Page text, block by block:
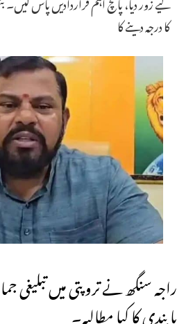
کا درجہ دینے کا
راجہ سنگھ نے تروپتی میں
پابندی کا کیا مطالبہ۔